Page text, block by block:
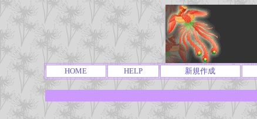
HOME HELP 新規作成